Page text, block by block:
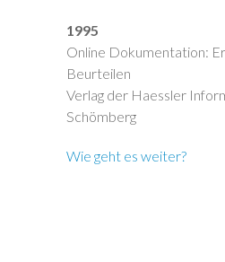
1995
Online Dokumentation:
Beurteilen
Verlag der Haessler
Schömberg
Wie geht es weiter?